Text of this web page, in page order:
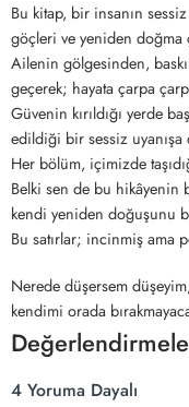
Bu kitap, bir insanın
göçleri ve yeniden doğma
Ailenin gölgesinden,
geçerek; hayata çarpa
Güvenin kırıldığı yerde
edildiği bir sessiz uyanışa
Her bölüm, içimizde
Belki sen de bu hikâyenin
kendi yeniden doğuşunu
Bu satırlar; incinmiş ama
Nerede düşersem düşeyim,
kendimi orada
4 Yoruma Dayalı